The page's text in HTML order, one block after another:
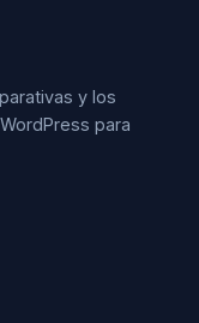
y los
para